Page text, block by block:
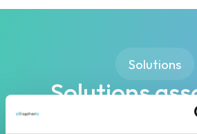
Solutions
Solutions
Découvrez les solutions